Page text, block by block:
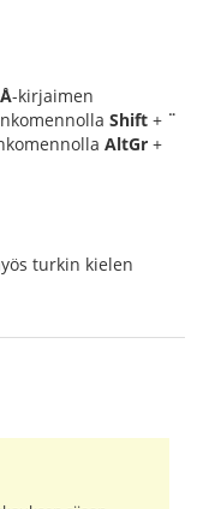
Å-kirjaimen
Shift + ¨
AltGr +
turkin kielen